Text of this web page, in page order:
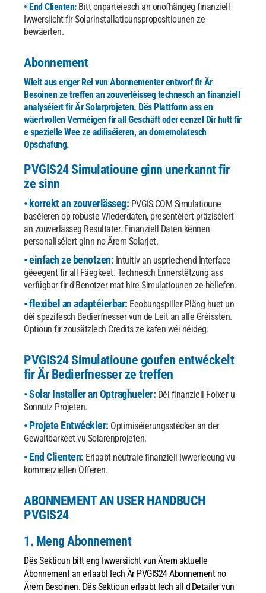
• End Clienten: Bitt onparteiesch an onofhängeg finanziell
Iwwersiicht fir Solarinstallatiounspropositiounen ze
bewäerten.
Abonnement
Wielt aus enger Rei vun Abonnementer entworf fir Är
Besoinen ze treffen an zouverléisseg technesch an finanziell
analyséiert fir Är Solarprojeten. Dës Plattform ass en
wäertvollen Verméigen fir all Geschäft oder eenzel Dir hutt fir
e spezielle Wee ze adiliséieren, an domemolatesch
Opschafung.
PVGIS24 Simulatioune ginn unerkannt fir
ze sinn
• korrekt an zouverlässeg: PVGIS.COM Simulatioune
baséieren op robuste Wiederdaten, presentéiert präziséiert
an zouverlässeg Resultater. Finanziell Daten kënnen
personaliséiert ginn no Ärem Solarjet.
• einfach ze benotzen: Intuitiv an uspriechend Interface
gëeegent fir all Fäegkeet. Technesch Ënnerstëtzung ass
verfügbar fir d'Benotzer mat hire Simulatiounen ze hëllefen.
• flexibel an adaptéierbar: Eeobungspiller Pläng huet un
déi spezifesch Bedierfnesser vun de Leit an alle Gréissten.
Optioun fir zousätzlech Credits ze kafen wéi néideg.
PVGIS24 Simulatioune goufen entwéckelt
fir Är Bedierfnesser ze treffen
• Solar Installer an Optraghueler: Déi finanziell Foixer u
Sonnutz Projeten.
• Projete Entwéckler: Optimiséierungsstécker an der
Gewaltbarkeet vu Solarenprojeten.
• End Clienten: Erlaabt neutrale finanziell Iwwerleeung vu
kommerziellen Offeren.
ABONNEMENT AN USER HANDBUCH
PVGIS24
1. Meng Abonnement
Dës Sektioun bitt eng Iwwersiicht vun Ärem aktuelle
Abonnement an erlaabt Iech Är PVGIS24 Abonnement no
Ärem Besoinen. Dës Sektioun erlaabt Iech all d'Detailer vun